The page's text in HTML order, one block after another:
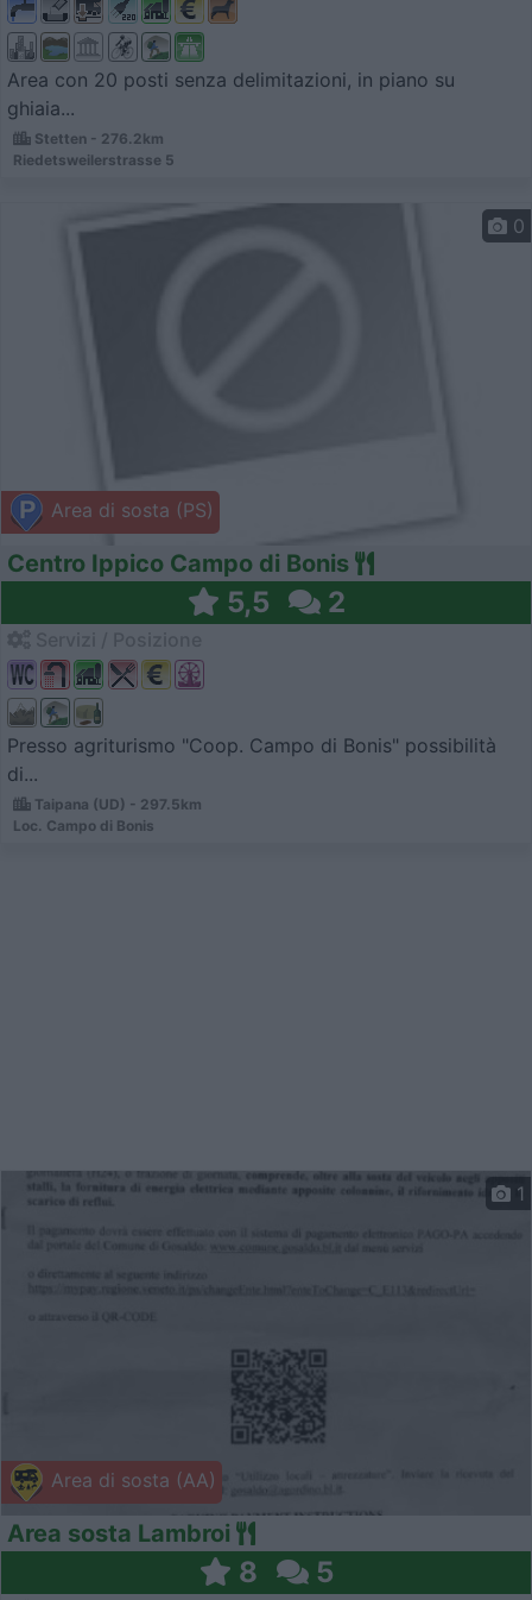
Area con 20 posti senza delimitazioni, in piano su
ghiaia...
Stetten - 276.2km
Riedetsweilerstrasse 5
Area di sosta (PS)
0
Centro Ippico Campo di Bonis
5,5 2
Presso agriturismo "Coop. Campo di Bonis" possibilità
di...
Taipana (UD) - 297.5km
Loc. Campo di Bonis
Area di sosta (AA)
1
Area sosta Lambroi
8 5